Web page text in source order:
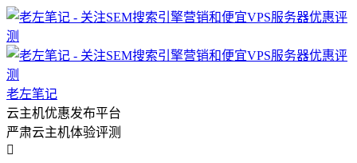
老左笔记
云主机优惠发布平台
严肃云主机体验评测
